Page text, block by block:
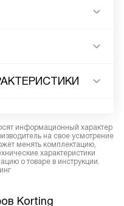
информационный характер
на свое усмотрение
менять комплектацию,
характеристики
о товаре в инструкции.
Korting